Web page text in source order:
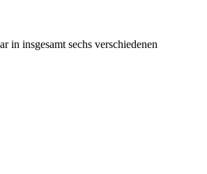
in insgesamt sechs verschiedenen